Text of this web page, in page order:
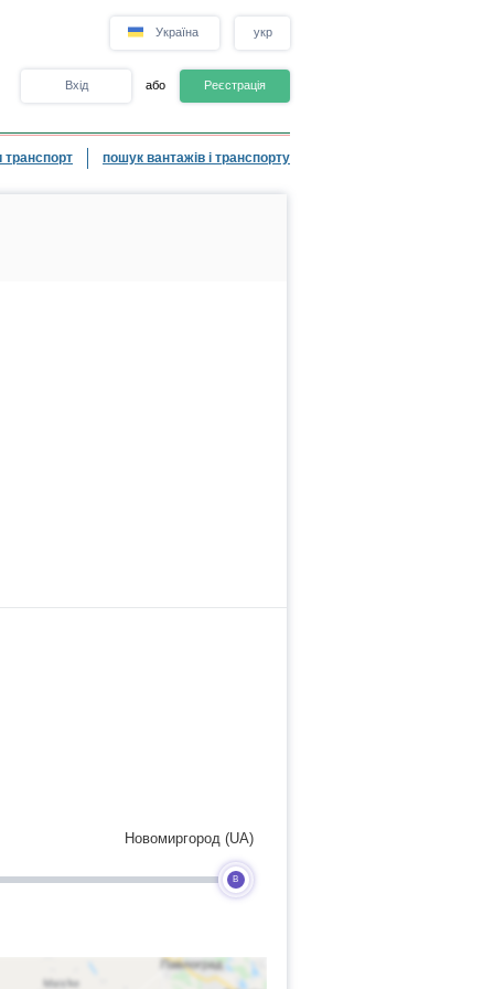
Україна укр
Вхід або Реєстрація
транспорт пошук вантажів і транспорту
B
Новомиргород (UA)